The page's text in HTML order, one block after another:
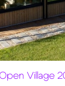
Village